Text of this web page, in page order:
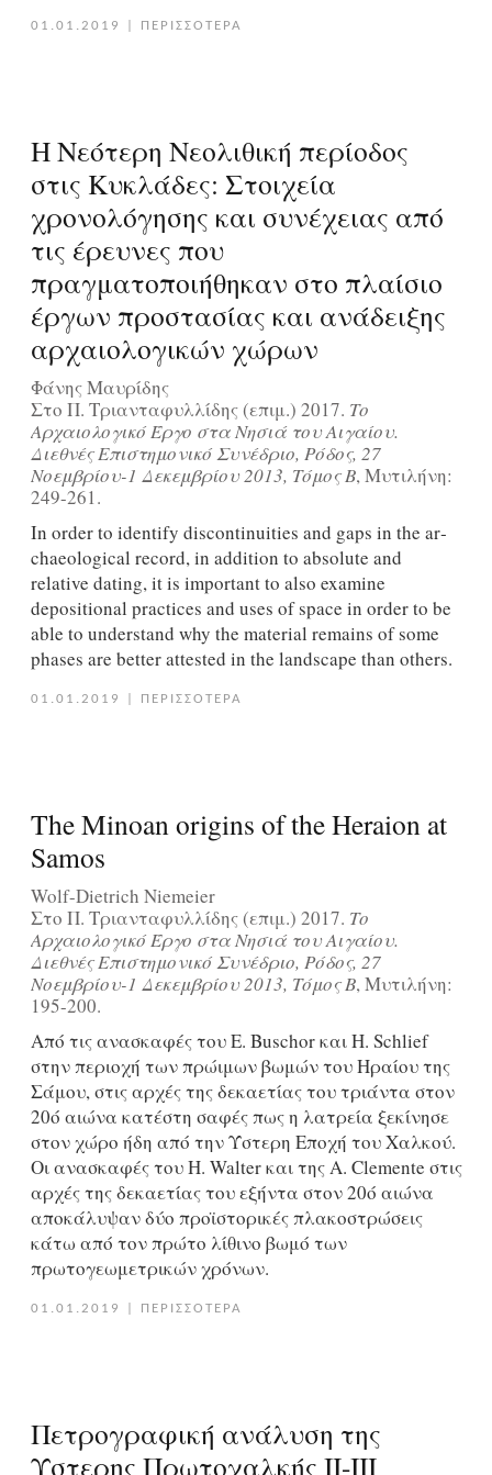
01.01.2019 ΠΕΡΙΣΣΟΤΕΡΑ
Η Νεότερη Νεολιθική περίοδος
στις Κυκλάδες: Στοιχεία
χρονολόγησης και συνέχειας από
τις έρευνες που
πραγματοποιήθηκαν στο πλαίσιο
έργων προστασίας και ανάδειξης
αρχαιολογικών χώρων
Φάνης Μαυρίδης
Στο Π. Τριανταφυλλίδης (επιμ.) 2017. Το
Αρχαιολογικό Έργο στα Νησιά του Αιγαίου.
Διεθνές Επιστημονικό Συνέδριο, Ρόδος, 27
Νοεμβρίου-1 Δεκεμβρίου 2013, Τόμος Β, Μυτιλήνη:
249-261.
In order to identify discontinuities and gaps in the ar­
chaeological record, in addition to absolute and
relative dating, it is important to also examine
depositional prac­tices and uses of space in order to be
able to understand why the material remains of some
phases are better at­tested in the landscape than others.
01.01.2019 ΠΕΡΙΣΣΟΤΕΡΑ
The Minoan origins of the Heraion at
Samos
Wolf-Dietrich Niemeier
Στο Π. Τριανταφυλλίδης (επιμ.) 2017. Το
Αρχαιολογικό Έργο στα Νησιά του Αιγαίου.
Διεθνές Επιστημονικό Συνέδριο, Ρόδος, 27
Νοεμβρίου-1 Δεκεμβρίου 2013, Τόμος Β, Μυτιλήνη:
195-200.
Από τις ανασκαφές του Ε. Buschor και Η. Schlief
στην περιοχή των πρώιμων βωμών του Ηραίου της
Σάμου, στις αρχές της δεκαετίας του τριάντα στον
20ό αιώνα κατέστη σαφές πως η λατρεία ξεκίνησε
στον χώρο ήδη από την Ύστερη Εποχή του Χαλκού.
Οι ανασκαφές του Η. Walter και της Α. Clemente στις
αρχές της δεκαετίας του εξήντα στον 20ό αιώνα
αποκάλυψαν δύο προϊστορικές πλακοστρώσεις
κάτω από τον πρώτο λίθινο βωμό των
πρωτογεωμετρικών χρόνων.
01.01.2019 ΠΕΡΙΣΣΟΤΕΡΑ
Πετρογραφική ανάλυση της
Ύστερης Πρωτοχαλκής ΙΙ-ΙΙΙ